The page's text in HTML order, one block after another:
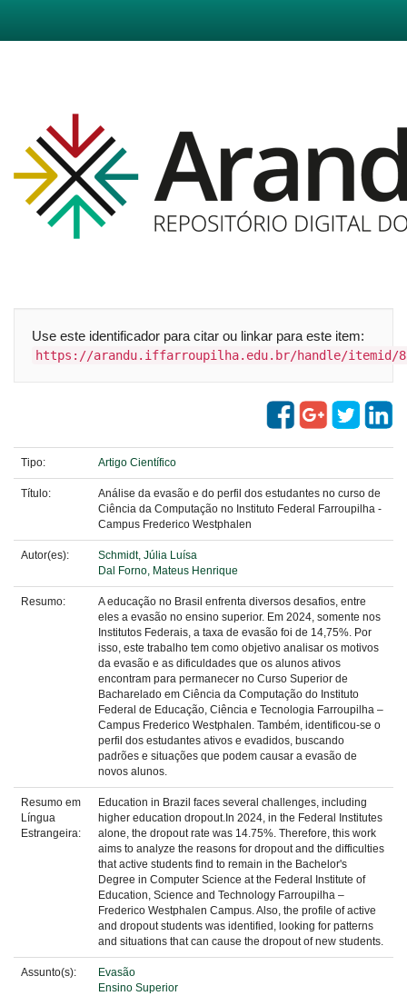
Use este identificador para citar ou linkar para este item:
https://arandu.iffarroupilha.edu.br/handle/itemid/
Tipo: Artigo Científico
Título:
Análise da evasão e do perfil dos estudantes no curso de
Ciência da Computação no Instituto Federal Farroupilha -
Campus Frederico Westphalen
Autor(es):
Schmidt, Júlia Luísa
Dal Forno, Mateus Henrique
Resumo:
A educação no Brasil enfrenta diversos desafios, entre
eles a evasão no ensino superior. Em 2024, somente nos
Institutos Federais, a taxa de evasão foi de 14,75%. Por
isso, este trabalho tem como objetivo analisar os motivos
da evasão e as dificuldades que os alunos ativos
encontram para permanecer no Curso Superior de
Bacharelado em Ciência da Computação do Instituto
Federal de Educação, Ciência e Tecnologia Farroupilha –
Campus Frederico Westphalen. Também, identificou-se o
perfil dos estudantes ativos e evadidos, buscando
padrões e situações que podem causar a evasão de
novos alunos.
Resumo em
Língua
Estrangeira:
Education in Brazil faces several challenges, including
higher education dropout.In 2024, in the Federal Institutes
alone, the dropout rate was 14.75%. Therefore, this work
aims to analyze the reasons for dropout and the difficulties
that active students find to remain in the Bachelor's
Degree in Computer Science at the Federal Institute of
Education, Science and Technology Farroupilha –
Frederico Westphalen Campus. Also, the profile of active
and dropout students was identified, looking for patterns
and situations that can cause the dropout of new students.
Assunto(s):
Evasão
Ensino Superior